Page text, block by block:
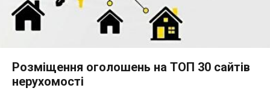
Розміщення оголошень на ТОП 30 сайтів
нерухомості